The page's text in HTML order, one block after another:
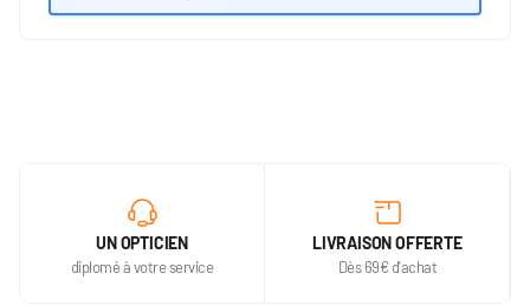
UN OPTICIEN
diplomé à votre service
LIVRAISON OFFERTE
Dès 69€ d'achat